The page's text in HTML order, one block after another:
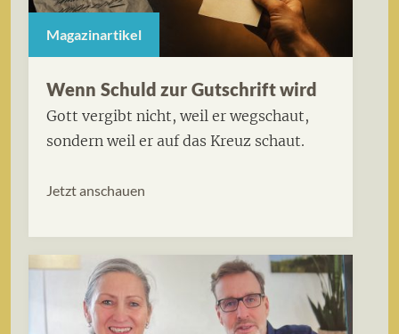
Magazinartikel
Wenn Schuld zur Gutschrift wird
Gott vergibt nicht, weil er wegschaut,
sondern weil er auf das Kreuz schaut.
Jetzt anschauen